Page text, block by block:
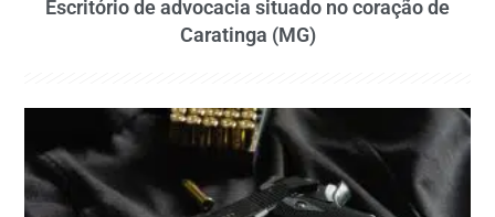
Escritório de advocacia situado no coração de
Caratinga (MG)